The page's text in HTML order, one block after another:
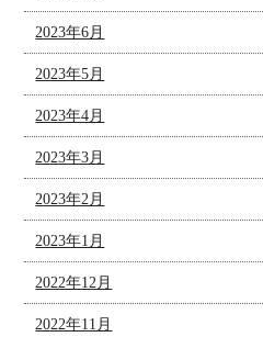
2023年6月
2023年5月
2023年4月
2023年3月
2023年2月
2023年1月
2022年12月
2022年11月